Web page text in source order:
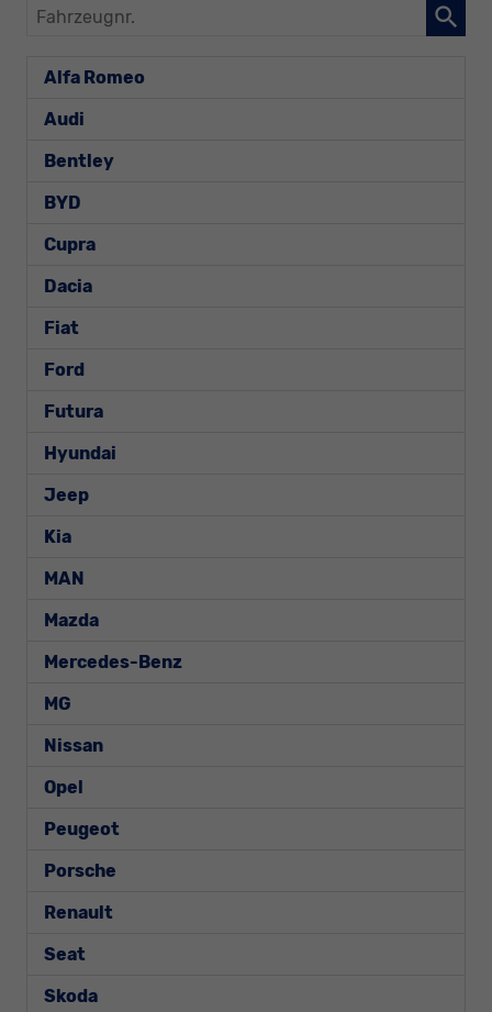
Fahrzeugnr.
Alfa Romeo
Audi
Bentley
BYD
Cupra
Dacia
Fiat
Ford
Futura
Hyundai
Jeep
Kia
MAN
Mazda
Mercedes-Benz
MG
Nissan
Opel
Peugeot
Porsche
Renault
Seat
Skoda